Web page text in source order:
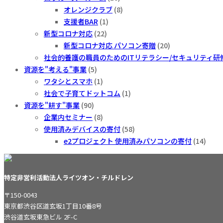
オレンジクラブ (8)
支援者BAR (1)
新型コロナ対応 (22)
新型コロナ対応 パソコン寄贈 (20)
社会的養護の職員のためのITリテラシー/セキュリティ研
資源を"考える"事業 (5)
ワタシとスマホ (1)
社会で子育てドットコム (1)
資源を"耕す"事業 (90)
企業内セミナー (8)
使用済みデバイスの寄付 (58)
e2プロジェクト 使用済みパソコンの寄付 (14)
特定非営利活動法人ライツオン・チルドレン
〒150-0043
東京都渋谷区道玄坂1丁目10番8号
渋谷道玄坂東急ビル 2F-C